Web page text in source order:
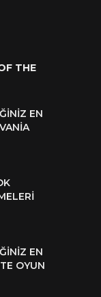
THE
EN
EN
OYUN